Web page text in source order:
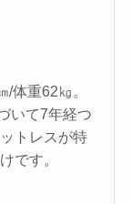
/体重62㎏。
いて7年経つ
トレスが特
です。